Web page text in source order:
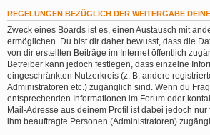
REGELUNGEN BEZÜGLICH DER WEITERGABE
Zweck eines Boards ist es, einen Austausch mit
ermöglichen. Du bist dir daher bewusst, dass die
von dir erstellten Beiträge im Internet öffentlich
Betreiber kann jedoch festlegen, dass einzelne
eingeschränkten Nutzerkreis (z. B. andere
Administratoren etc.) zugänglich sind. Wenn du
entsprechenden Informationen im Forum oder
Mail-Adresse aus deinem Profil ist dabei jedoch
ihm beauftragte Personen (Administratoren)